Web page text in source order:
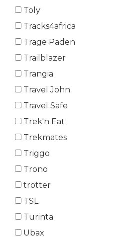
Toly
Tracks4africa
Trage Paden
Trailblazer
Trangia
Travel John
Travel Safe
Trek'n Eat
Trekmates
Triggo
Trono
trotter
TSL
Turinta
Ubax